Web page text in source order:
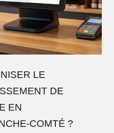
LE
DE
EN
COMTÉ ?